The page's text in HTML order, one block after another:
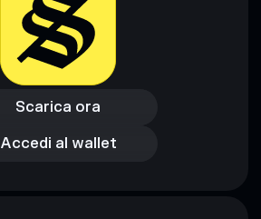
Scarica ora
Scarica ora
Accedi al wallet
Accedi al wallet